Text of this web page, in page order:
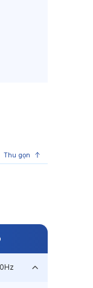
Thu gọn